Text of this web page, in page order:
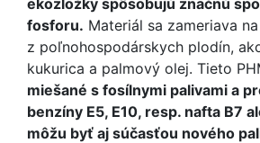
ekozložky spôsobujú značnú
fosforu. Materiál sa zameriava
z poľnohospodárskych plodín,
kukurica a palmový olej. Tieto
miešané s fosílnymi palivami a
benzíny E5, E10, resp. nafta B7
môžu byť aj súčasťou nového